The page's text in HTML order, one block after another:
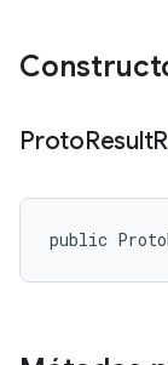
ProtoResult
public